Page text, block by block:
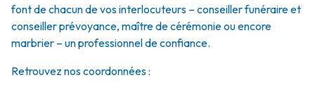
font de chacun de vos interlocuteurs – conseiller funéraire et
conseiller prévoyance, maître de cérémonie ou encore
marbrier – un professionnel de confiance.
Retrouvez nos coordonnées :